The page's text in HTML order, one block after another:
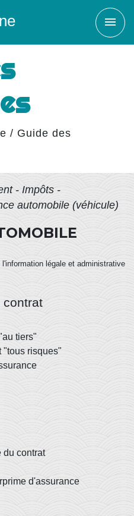
menu
/ Guide des
- Impôts -
automobile (véhicule)
légale et administrative
contrat
tiers"
"tous risques"
du contrat
d'assurance